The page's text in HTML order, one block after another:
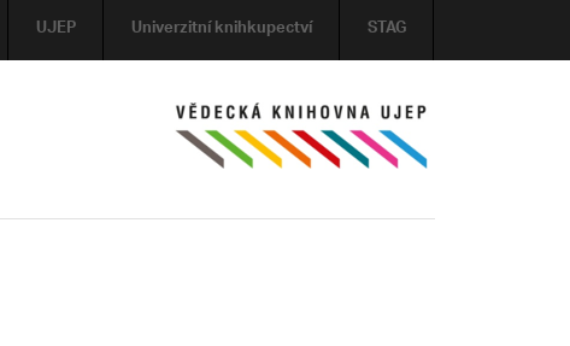
UJEP Univerzitní knihkupectví STAG